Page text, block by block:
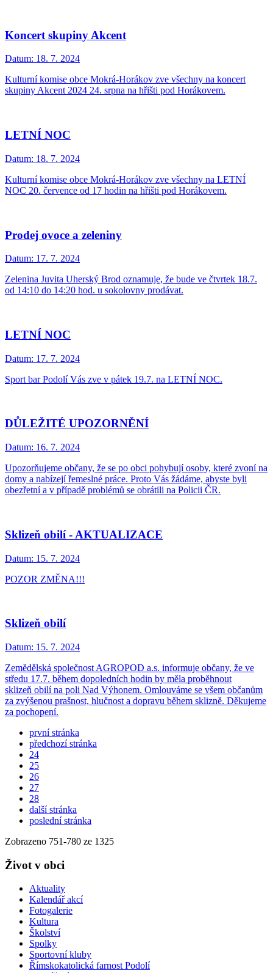
Koncert skupiny Akcent
Datum: 18. 7. 2024
Kulturní komise obce Mokrá-Horákov zve všechny na koncert
skupiny Akcent 2024 24. srpna na hřišti pod Horákovem.
LETNÍ NOC
Datum: 18. 7. 2024
Kulturní komise obce Mokrá-Horákov zve všechny na LETNÍ
NOC 20. července od 17 hodin na hřišti pod Horákovem.
Prodej ovoce a zeleniny
Datum: 17. 7. 2024
Zelenina Juvita Uherský Brod oznamuje, že bude ve čtvrtek 18.7.
od 14:10 do 14:20 hod. u sokolovny prodávat.
LETNÍ NOC
Datum: 17. 7. 2024
Sport bar Podolí Vás zve v pátek 19.7. na LETNÍ NOC.
DŮLEŽITÉ UPOZORNĚNÍ
Datum: 16. 7. 2024
Upozorňujeme občany, že se po obci pohybují osoby, které zvoní na
domy a nabízejí řemeslné práce. Proto Vás žádáme, abyste byli
obezřetní a v případě problémů se obrátili na Policii ČR.
Sklizeň obilí - AKTUALIZACE
Datum: 15. 7. 2024
POZOR ZMĚNA!!!
Sklizeň obilí
Datum: 15. 7. 2024
Zemědělská společnost AGROPOD a.s. informuje občany, že ve
středu 17.7. během dopoledních hodin by měla proběhnout
sklizeň obilí na poli Nad Výhonem. Omlouváme se všem občanům
za zvýšenou prašnost, hlučnost a dopravu během sklizně. Děkujeme
za pochopení.
první stránka
předchozí stránka
24
25
26
27
28
další stránka
poslední stránka
Zobrazeno 751-780 ze 1325
Život v obci
Aktuality
Kalendář akcí
Fotogalerie
Kultura
Školství
Spolky
Sportovní kluby
Římskokatolická farnost Podolí